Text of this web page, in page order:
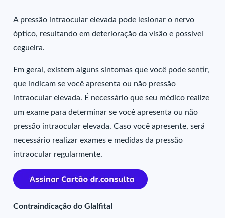
A pressão intraocular elevada pode lesionar o nervo
óptico, resultando em deterioração da visão e possível
cegueira.
Em geral, existem alguns sintomas que você pode sentir,
que indicam se você apresenta ou não pressão
intraocular elevada. É necessário que seu médico realize
um exame para determinar se você apresenta ou não
pressão intraocular elevada. Caso você apresente, será
necessário realizar exames e medidas da pressão
intraocular regularmente.
Contraindicação do Glalfital